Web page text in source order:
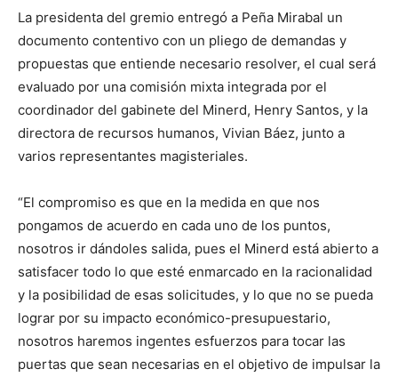
La presidenta del gremio entregó a Peña Mirabal un
documento contentivo con un pliego de demandas y
propuestas que entiende necesario resolver, el cual será
evaluado por una comisión mixta integrada por el
coordinador del gabinete del Minerd, Henry Santos, y la
directora de recursos humanos, Vivian Báez, junto a
varios representantes magisteriales.
“El compromiso es que en la medida en que nos
pongamos de acuerdo en cada uno de los puntos,
nosotros ir dándoles salida, pues el Minerd está abierto a
satisfacer todo lo que esté enmarcado en la racionalidad
y la posibilidad de esas solicitudes, y lo que no se pueda
lograr por su impacto económico-presupuestario,
nosotros haremos ingentes esfuerzos para tocar las
puertas que sean necesarias en el objetivo de impulsar la